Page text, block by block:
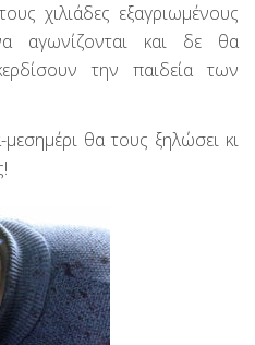
χιλιάδες εξαγριωμένους
αγωνίζονται και δε θα
την παιδεία των
θα τους ξηλώσει κι